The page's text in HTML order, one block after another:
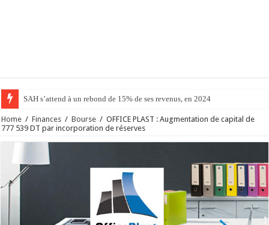
SAH s’attend à un rebond de 15% de ses revenus, en 2024
Home / Finances / Bourse / OFFICE PLAST : Augmentation de capital de
777 539 DT par incorporation de réserves